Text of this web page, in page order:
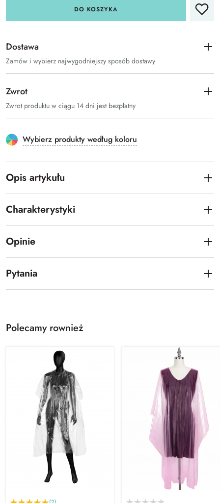
DO KOSZYKA
Dostawa
Zamów i wybierz najwygodniejszy sposób dostawy
Zwrot
Zwrot produktu w ciągu 14 dni jest bezpłatny
Wybierz produkty według koloru
Opis artykułu
Charakterystyki
Opinie
Pytania
Polecamy rownież